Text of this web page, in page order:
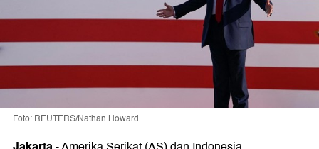
Foto: REUTERS/Nathan Howard